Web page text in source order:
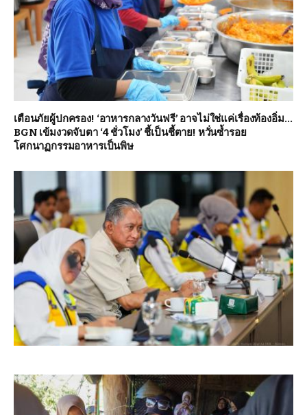
เตือนภัยผู้ปกครอง! ‘อาหารกลางวันฟรี’ อาจไม่ใช่แค่เรื่องท้องอิ่ม…
BGN เข้มงวดจับตา ‘4 ชั่วโมง’ ชี้เป็นชี้ตาย! หวั่นซ้ำรอย
โศกนาฏกรรมอาหารเป็นพิษ